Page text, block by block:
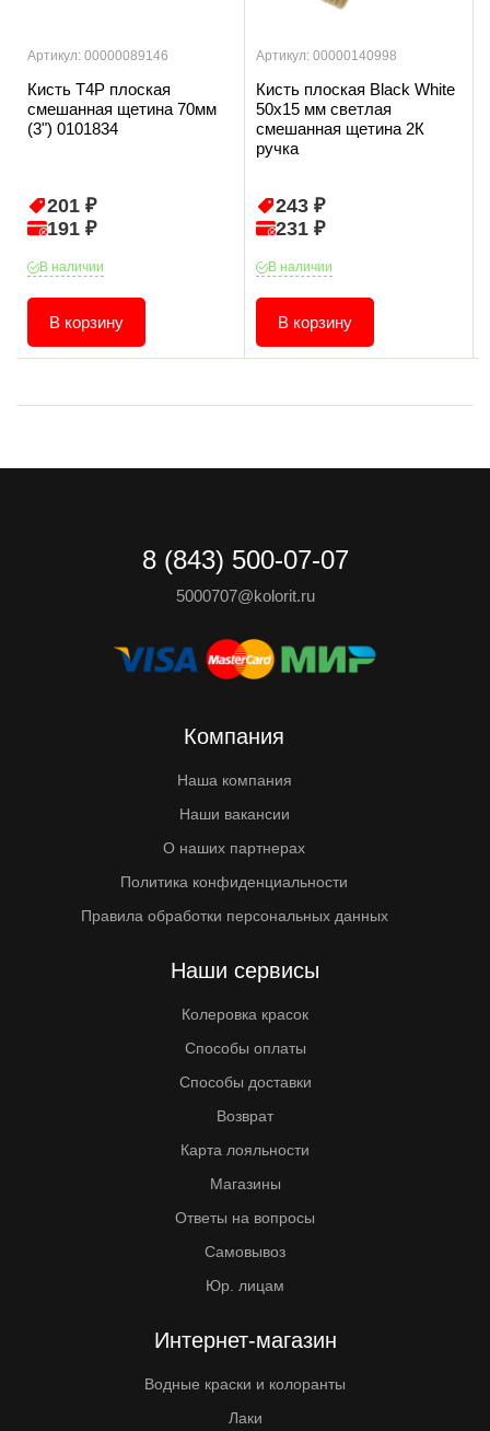
Артикул: 00000089146
Кисть T4P плоская
смешанная щетина 70мм
(3") 0101834
201 ₽
191 ₽
В наличии
В корзину
Артикул: 00000140998
Кисть плоская Black White
50х15 мм светлая
смешанная щетина 2К
ручка
243 ₽
231 ₽
В наличии
В корзину
8 (843) 500-07-07
5000707@kolorit.ru
Компания
Наша компания
Наши вакансии
О наших партнерах
Политика конфиденциальности
Правила обработки персональных данных
Наши сервисы
Колеровка красок
Способы оплаты
Способы доставки
Возврат
Карта лояльности
Магазины
Ответы на вопросы
Самовывоз
Юр. лицам
Интернет-магазин
Водные краски и колоранты
Лаки